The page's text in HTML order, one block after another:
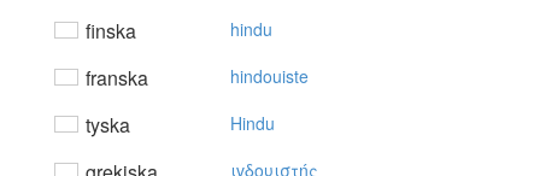
finska hindu
franska hindouiste
tyska Hindu
ιvδoυιστής